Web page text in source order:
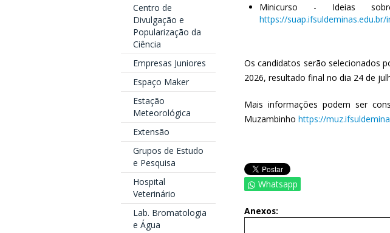
Centro de
Divulgação e
Popularização da
Ciência
Empresas Juniores
Espaço Maker
Estação
Meteorológica
Extensão
Grupos de Estudo
e Pesquisa
Hospital
Veterinário
Lab. Bromatologia
e Água
Minicurso - Ideias
https://
Os candidatos serão selecionados
2026, resultado final no dia 24 de
Mais informações podem ser
Muzambinho https://
Whatsapp
Anexos: